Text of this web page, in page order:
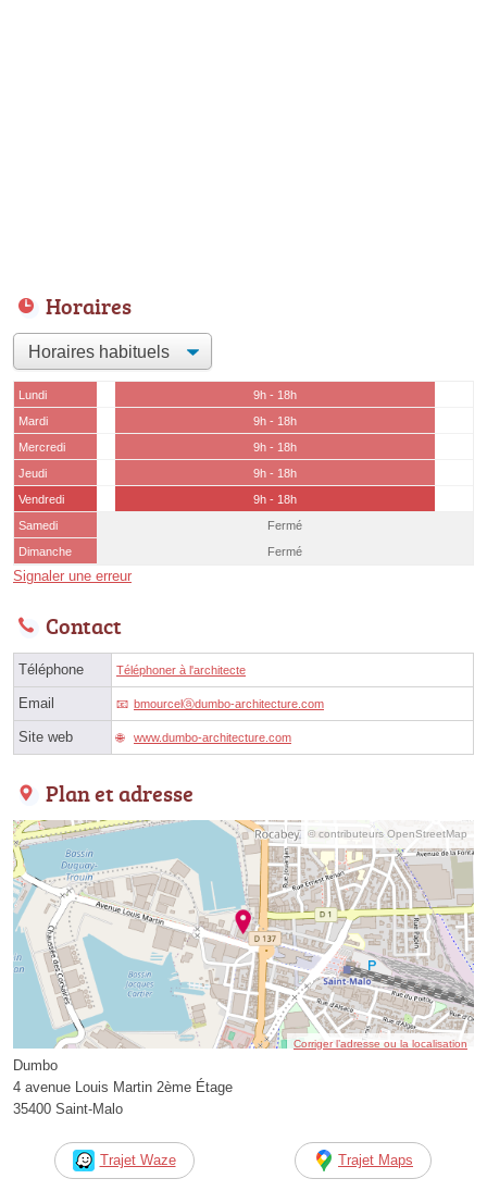
Horaires
Lundi
9h - 18h
Mardi
9h - 18h
Mercredi
9h - 18h
Jeudi
9h - 18h
Vendredi
9h - 18h
Samedi
Fermé
Dimanche
Fermé
Signaler une erreur
Contact
Téléphone Téléphoner à l'architecte
Email bmourcelⓐdumbo-architecture.com
Site web www.dumbo-architecture.com
Plan et adresse
© contributeurs OpenStreetMap
Corriger l’adresse ou la localisation
Dumbo
4 avenue Louis Martin 2ème Étage
35400 Saint-Malo
Trajet Waze Trajet Maps